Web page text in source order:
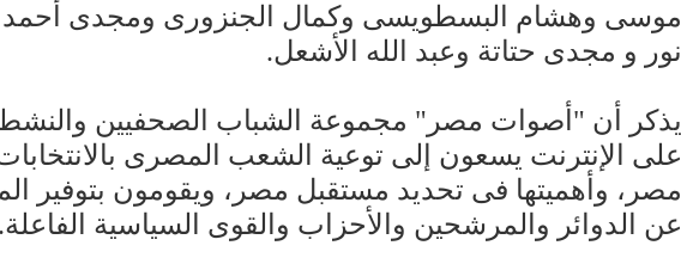
موسى وهشام البسطويسى وكمال الجنزورى ومجدى
نور و مجدى حتاتة وعبد الله الأشعل.
يذكر أن "أصوات مصر" مجموعة الشباب الصحفيين
على الإنترنت يسعون إلى توعية الشعب المصرى
مصر، وأهميتها فى تحديد مستقبل مصر، ويقومون بتوفير
عن الدوائر والمرشحين والأحزاب والقوى السياسية الفاعلة.